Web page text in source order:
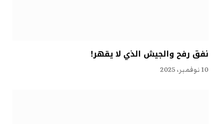
نفق رفح والجيش الذي لا يقهر!
10 نوفمبر، 2025